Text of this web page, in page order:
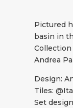
Pictured
basin in
Collection
Andrea
Design:
Tiles:
Set